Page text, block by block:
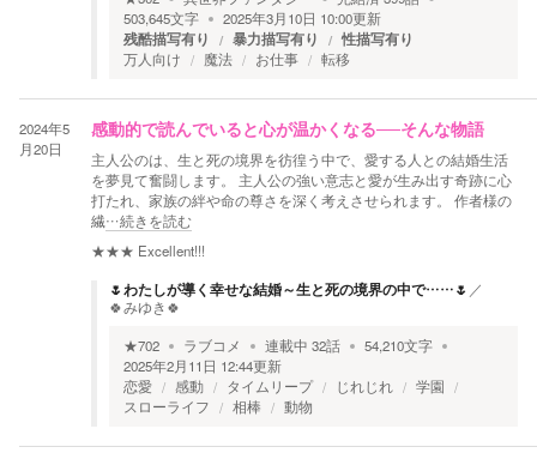
503,645文字 2025年3月10日 10:00更新
残酷描写有り 暴力描写有り 性描写有り
万人向け 魔法 お仕事 転移
2024年5
月20日
感動的で読んでいると心が温かくなる──そんな物語
主人公のは、生と死の境界を彷徨う中で、愛する人との結婚生活
を夢見て奮闘します。 主人公の強い意志と愛が生み出す奇跡に心
打たれ、家族の絆や命の尊さを深く考えさせられます。 作者様の
繊…続きを読む
★★★ Excellent!!!
🌷わたしが導く幸せな結婚～生と死の境界の中で……🌷 ／
🍀みゆき🍀
★702 ラブコメ 連載中 32話 54,210文字
2025年2月11日 12:44更新
恋愛
感動 タイムリープ じれじれ
学園
スローライフ
相棒 動物